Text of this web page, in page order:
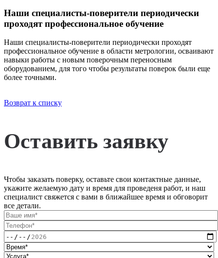
Наши специалисты-поверители периодически
проходят профессиональное обучение
Наши специалисты-поверители периодически проходят
профессиональное обучение в области метрологии, осваивают
навыки работы с новым поверочным переносным
оборудованием, для того чтобы результаты поверок были еще
более точными.
Возврат к списку
Оставить заявку
Чтобы заказать поверку, оставьте свои контактные данные,
укажите желаемую дату и время для проведеня работ, и наш
специалист свяжется с вами в ближайшее время и обговорит
все детали.